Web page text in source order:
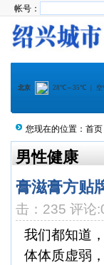
帐号：
您现在的位置： 首页
男性健康
膏滋膏方贴
击：235 评论
我们都知道
体体质虚弱